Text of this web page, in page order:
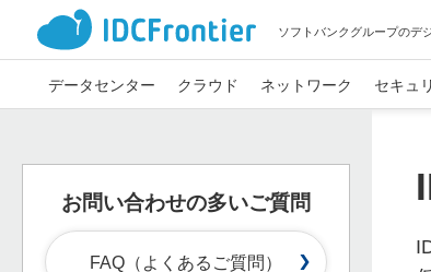
ソフトバンクグループのデ
データセンター クラウド ネットワーク セキュ
お問い合わせの多いご質問
FAQ（よくあるご質問）